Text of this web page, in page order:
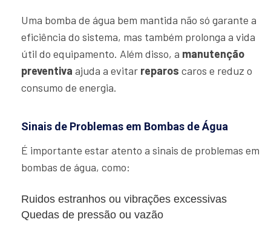
Uma bomba de água bem mantida não só garante a
eficiência do sistema, mas também prolonga a vida
útil do equipamento. Além disso, a manutenção
preventiva ajuda a evitar reparos caros e reduz o
consumo de energia.
Sinais de Problemas em Bombas de Água
É importante estar atento a sinais de problemas em
bombas de água, como:
Ruidos estranhos ou vibrações excessivas
Quedas de pressão ou vazão